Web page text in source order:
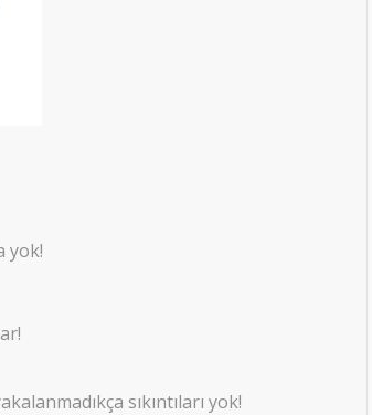
yok!
sıkıntıları yok!